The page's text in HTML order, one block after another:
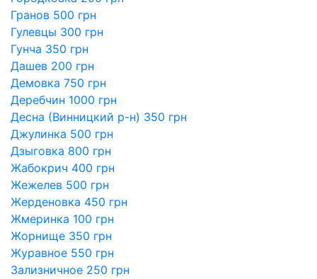
Гранов 500 грн
Гулевцы 300 грн
Гунча 350 грн
Дашев 200 грн
Демовка 750 грн
Деребчин 1000 грн
Десна (Винницкий р-н) 350 грн
Джулинка 500 грн
Дзыговка 800 грн
Жабокрич 400 грн
Жежелев 500 грн
Жерденовка 450 грн
Жмеринка 100 грн
Жорнище 350 грн
Журавное 550 грн
Зализничное 250 грн